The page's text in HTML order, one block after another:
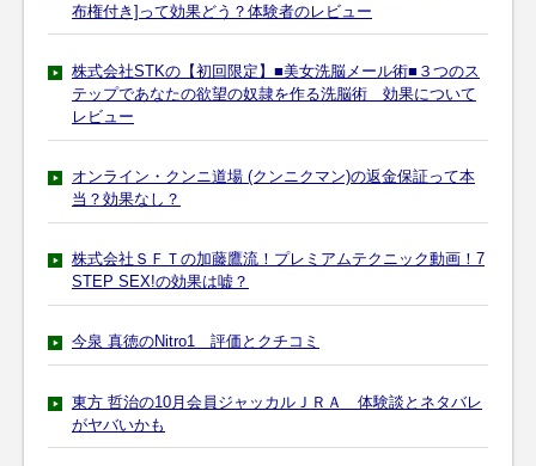
布権付き]って効果どう？体験者のレビュー
株式会社STKの【初回限定】■美女洗脳メール術■３つのス
テップであなたの欲望の奴隷を作る洗脳術 効果について
レビュー
オンライン・クンニ道場 (クンニクマン)の返金保証って本
当？効果なし？
株式会社ＳＦＴの加藤鷹流！プレミアムテクニック動画！7
STEP SEX!の効果は嘘？
今泉 真徳のNitro1 評価とクチコミ
東方 哲治の10月会員ジャッカルＪＲＡ 体験談とネタバレ
がヤバいかも